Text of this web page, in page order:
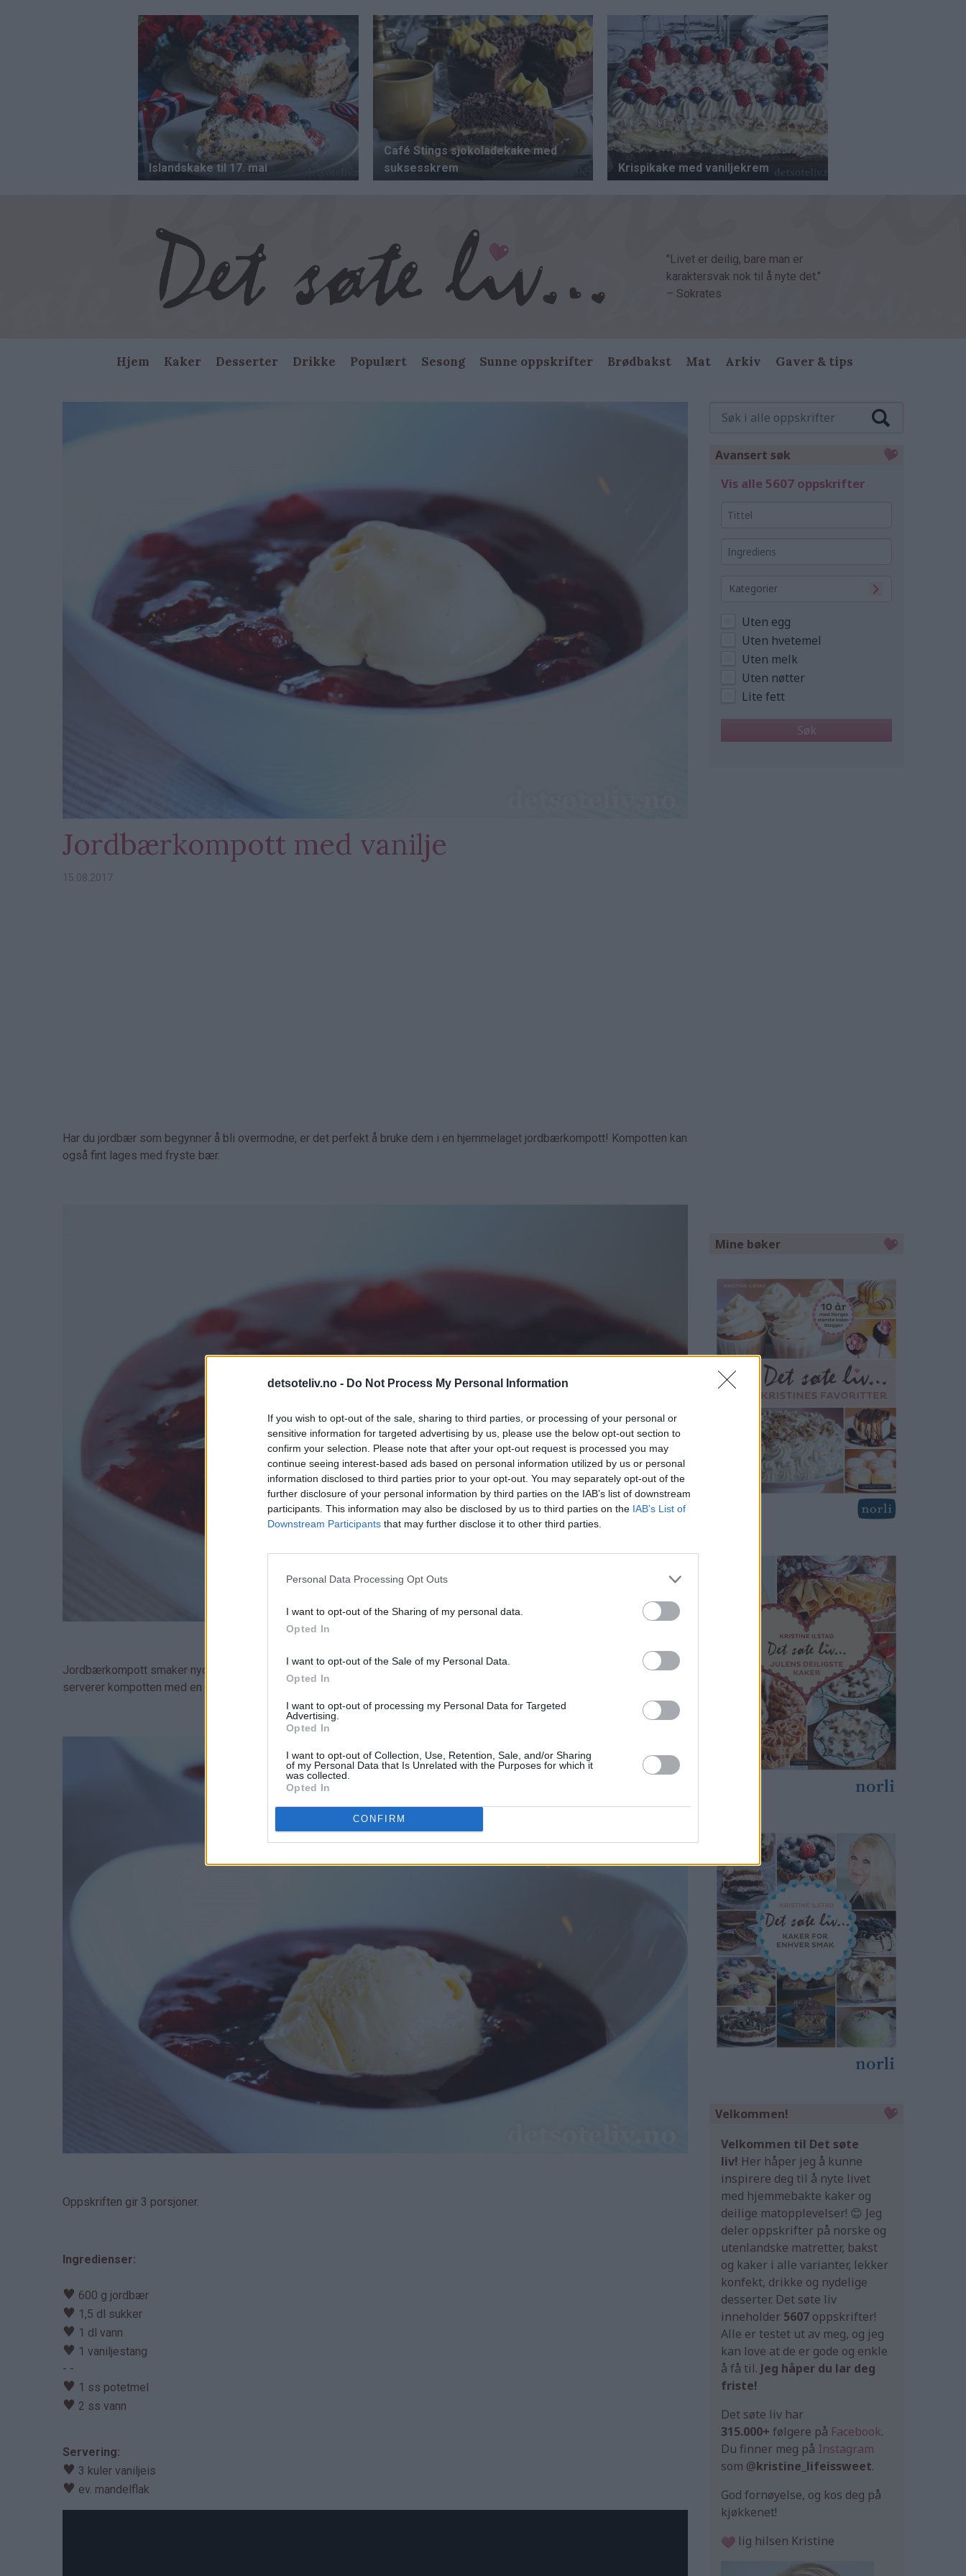
detsoteliv.no - Do Not Process My Personal Information
If you wish to opt-out of the sale, sharing to third parties, or processing of your personal or
sensitive information for targeted advertising by us, please use the below opt-out section to
confirm your selection. Please note that after your opt-out request is processed you may
continue seeing interest-based ads based on personal information utilized by us or personal
information disclosed to third parties prior to your opt-out. You may separately opt-out of the
further disclosure of your personal information by third parties on the IAB’s list of downstream
participants. This information may also be disclosed by us to third parties on the IAB’s List of
Downstream Participants that may further disclose it to other third parties.
Personal Data Processing Opt Outs
I want to opt-out of the Sharing of my personal data.
Opted In
I want to opt-out of the Sale of my Personal Data.
Opted In
I want to opt-out of processing my Personal Data for Targeted
Advertising.
Opted In
I want to opt-out of Collection, Use, Retention, Sale, and/or Sharing
of my Personal Data that Is Unrelated with the Purposes for which it
was collected.
Opted In
CONFIRM
"Livet er deilig, bare man er
karaktersvak nok til å nyte det."
– Sokrates
Main
Hjem Kaker Desserter Drikke Populært Sesong Sunne oppskrifter Brødbakst Mat Arkiv Gaver & tips
Jordbærkompott med vanilje
15.08.2017
Har du jordbær som begynner å bli overmodne, er det perfekt å bruke dem i en hjemmelaget jordbærkompott! Kompotten kan
også fint lages med fryste bær.
Jordbærkompott smaker nydelig med melk og et lite sukkerdryss, men en enda herligere luksusvariant får du om du
serverer kompotten med en kule vaniljeis!
Oppskriften gir 3 porsjoner.
Ingredienser:
♥ 600 g jordbær
♥ 1,5 dl sukker
♥ 1 dl vann
♥ 1 vaniljestang
- -
♥ 1 ss potetmel
♥ 2 ss vann
Servering:
♥ 3 kuler vaniljeis
♥ ev. mandelflak
Avansert søk
Vis alle 5607 oppskrifter
Kategorier
Uten egg
Uten hvetemel
Uten melk
Uten nøtter
Lite fett
Mine bøker
Velkommen!
Velkommen til Det søte
liv! Her håper jeg å kunne
inspirere deg til å nyte livet
med hjemmebakte kaker og
deilige matopplevelser! 😊 Jeg
deler oppskrifter på norske og
utenlandske matretter, bakst
og kaker i alle varianter, lekker
konfekt, drikke og nydelige
desserter. Det søte liv
inneholder 5607 oppskrifter!
Alle er testet ut av meg, og jeg
kan love at de er gode og enkle
å få til. Jeg håper du lar deg
friste!
Det søte liv har
315.000+ følgere på Facebook.
Du finner meg på Instagram
som @kristine_lifeissweet.
God fornøyelse, og kos deg på
kjøkkenet!
lig hilsen Kristine